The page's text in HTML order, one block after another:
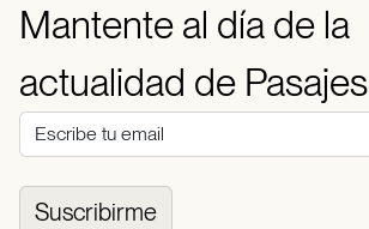
Mantente al día de la
actualidad de Pasajes
Suscribirme